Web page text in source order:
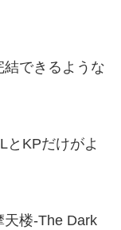
できるような
とKPだけがよ
楼-The Dark